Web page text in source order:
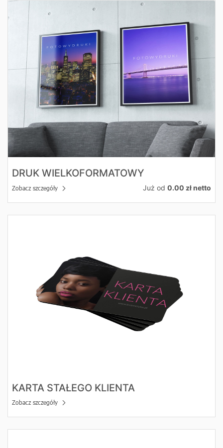
DRUK WIELKOFORMATOWY
Już od 0.00 zł netto
Zobacz szczegóły
Zobacz szczegóły Druk wielkoformatowy
KARTA STAŁEGO KLIENTA
Zobacz szczegóły